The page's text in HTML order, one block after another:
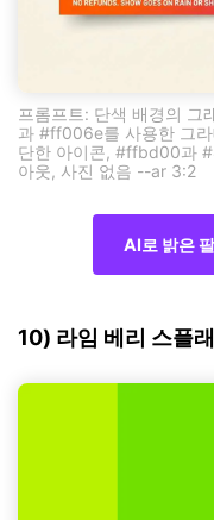
프롬프트: 단색 배경의
과 #ff006e를 사용한 그
단한 아이콘, #ffbd00과
아웃, 사진 없음 --ar 3:2
AI로 밝은
10) 라임 베리 스플래